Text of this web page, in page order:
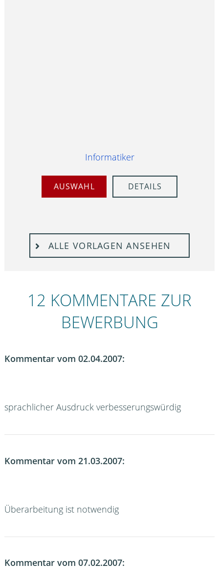
Informatiker
AUSWAHL DETAILS
ALLE VORLAGEN ANSEHEN
12 KOMMENTARE ZUR
BEWERBUNG
Kommentar vom 02.04.2007:
sprachlicher Ausdruck verbesserungswürdig
Kommentar vom 21.03.2007:
Überarbeitung ist notwendig
Kommentar vom 07.02.2007: